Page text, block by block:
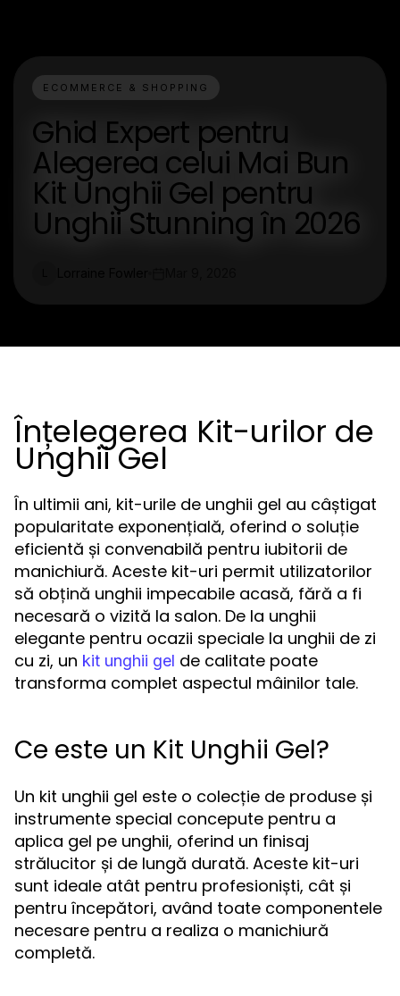
ECOMMERCE & SHOPPING
Ghid Expert pentru
Alegerea celui Mai Bun
Kit Unghii Gel pentru
Unghii Stunning în 2026
Înțelegerea Kit-urilor de
Unghii Gel
În ultimii ani, kit-urile de unghii gel au câștigat
popularitate exponențială, oferind o soluție
eficientă și convenabilă pentru iubitorii de
manichiură. Aceste kit-uri permit utilizatorilor
să obțină unghii impecabile acasă, fără a fi
necesară o vizită la salon. De la unghii
elegante pentru ocazii speciale la unghii de zi
cu zi, un kit unghii gel de calitate poate
transforma complet aspectul mâinilor tale.
Ce este un Kit Unghii Gel?
Un kit unghii gel este o colecție de produse și
instrumente special concepute pentru a
aplica gel pe unghii, oferind un finisaj
strălucitor și de lungă durată. Aceste kit-uri
sunt ideale atât pentru profesioniști, cât și
pentru începători, având toate componentele
necesare pentru a realiza o manichiură
completă.